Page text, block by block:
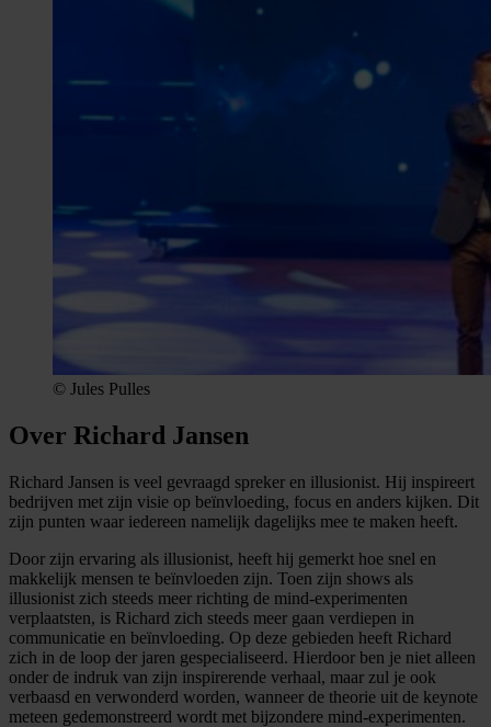
© Jules Pulles
Over Richard Jansen
Richard Jansen is veel gevraagd spreker en illusionist. Hij inspireert
bedrijven met zijn visie op beïnvloeding, focus en anders kijken. Dit
zijn punten waar iedereen namelijk dagelijks mee te maken heeft.
Door zijn ervaring als illusionist, heeft hij gemerkt hoe snel en
makkelijk mensen te beïnvloeden zijn. Toen zijn shows als
illusionist zich steeds meer richting de mind-experimenten
verplaatsten, is Richard zich steeds meer gaan verdiepen in
communicatie en beïnvloeding. Op deze gebieden heeft Richard
zich in de loop der jaren gespecialiseerd. Hierdoor ben je niet alleen
onder de indruk van zijn inspirerende verhaal, maar zul je ook
verbaasd en verwonderd worden, wanneer de theorie uit de keynote
meteen gedemonstreerd wordt met bijzondere mind-experimenten.